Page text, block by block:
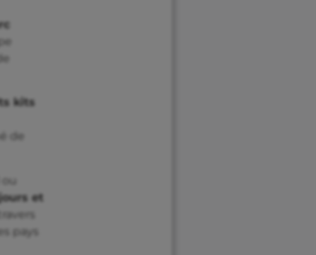
kits
de
et
pays